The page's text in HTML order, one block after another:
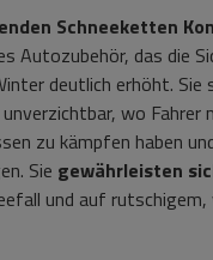
Schneeketten
Autozubehör, das die
deutlich erhöht. Sie
wo Fahrer
zu kämpfen haben
Sie gewährleisten
und auf